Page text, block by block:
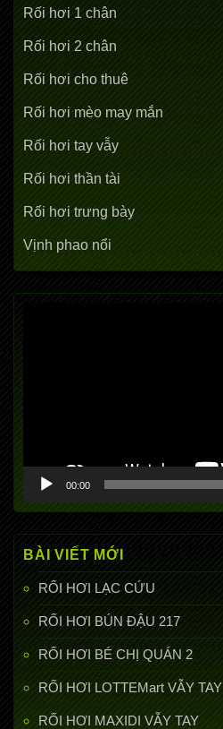
Rối hơi 1 chân
Rối hơi 2 chân
Rối hơi cho thuê
Rối hơi mèo may mắn
Rối hơi tay vẫy
Rối hơi thần tài
Rối hơi trưng bày
Vịnh phao nổi
Trình
chơi
Video
00:00
BÀI VIẾT MỚI
RỐI HƠI LẠC CỨU
RỐI HƠI BÚN ĐẬU 217
RỐI HƠI BÉ CHỊ QUÁN 2
RỐI HƠI LOTTEMart VẪY TAY
RỐI HƠI MAXIDI VẪY TAY